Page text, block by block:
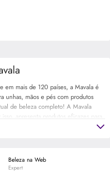
em mais de 120 países, a Mavala é
unhas, mãos e pés com produtos
de beleza completo! A Mavala
apresenta produtos eficazes para
e atuais que se renovam a cada
Beleza na Web
Expert